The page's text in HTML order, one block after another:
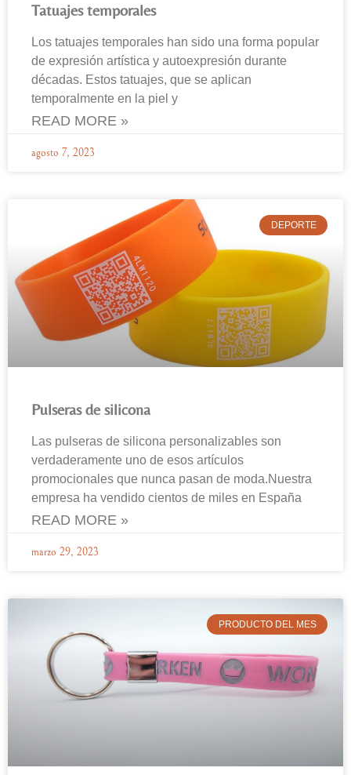
Tatuajes temporales
Los tatuajes temporales han sido una forma popular
de expresión artística y autoexpresión durante
décadas. Estos tatuajes, que se aplican
temporalmente en la piel y
READ MORE »
agosto 7, 2023
DEPORTE
Pulseras de silicona
Las pulseras de silicona personalizables son
verdaderamente uno de esos artículos
promocionales que nunca pasan de moda.Nuestra
empresa ha vendido cientos de miles en España
READ MORE »
marzo 29, 2023
PRODUCTO DEL MES